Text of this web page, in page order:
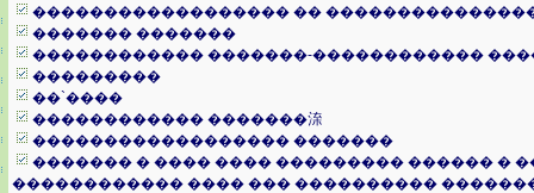
������������������ ��
������� �������
������������ �������-������������
���������
��`����
������������ �������㳿
������������������ �������
������� � ���� ���� ��������� ������ �
������������ ���� ��� ����������